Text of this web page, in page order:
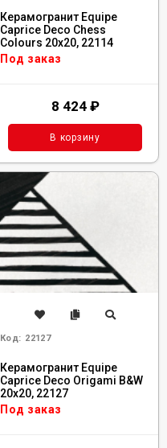
Керамогранит Equipe
Caprice Deco Chess
Colours 20x20, 22114
Под заказ
8 424 ₽
В корзину
Код: 22127
Керамогранит Equipe
Caprice Deco Origami B&W
20x20, 22127
Под заказ